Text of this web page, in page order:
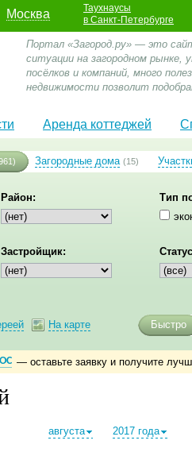
Москва
Таухнаусы
в Санкт-Петербурге
Портал «Загород.ру» — это
ситуации на загородном
посёлков и компаний, много
недвижимости позволит
Аренда коттеджей
Загородные дома (15)
Район:
Тип
Застройщик:
На карте Быстро
— оставьте заявку и получите
августа 2017 года